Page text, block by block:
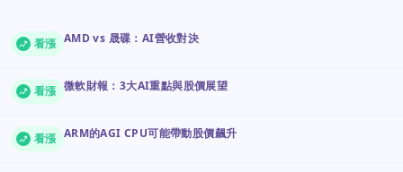
看漲 AMD vs 晟碟：AI營收對決
看漲 微軟財報：3大AI重點與股價展望
看漲 ARM的AGI CPU可能帶動股價飆升